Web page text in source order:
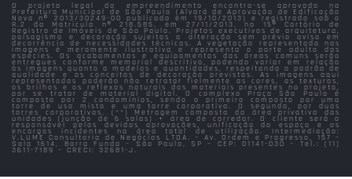
O projeto legal do empreendimento encontra-se aprovado na
Prefeitura Municipal de São Paulo (Alvará de Aprovação de Edificação
Nova nº 2013/30249-00 publicado em 19/10/2013) e registrado sob o
R.2 da Matrícula nº 218.585, em 27/11/2013, no 15º Cartório de
Registro de Imóveis de São Paulo. Projetos executivos de arquitetura,
paisagismo e decoração sujeitos a alteração sem prévio aviso em
decorrência de necessidades técnicas. A vegetação representada nas
imagens é meramente ilustrativa e representa o porte adulto das
espécies. Os acabamentos e equipamentos das áreas comuns serão
entregues conforme memorial descritivo, podendo variar em relação
às imagens quanto a modelos e quantidades, respeitando o padrão de
qualidade e os conceitos de decoração previstos. As imagens aqui
representadas poderão não retratar fielmente as cores, as texturas,
os brilhos e os reflexos naturais dos materiais presentes no projeto,
por se tratar de material digital. O complexo Praça São Paulo é
composto por 2 condomínios, sendo o primeiro composto por uma
torre de uso misto e uma torre corporativa. O segundo, por duas
torres corporativas. (**) Metragem composta da área privativa das
unidades (junção de 6 salas) + área de corredor. O cliente será o
responsável pelas devidas aprovações, unificação do espaço e os
encargos incidentes na área total de utilização. Intermediação:
V.LUME Consultoria de Negócios LTDA. – Av. Ordem e Progresso, 157 –
Sala 1614, Barra Funda – São Paulo, SP – CEP: 01141-030 – Tel.: (11)
3611-7189 – CRECI: 32681-J.